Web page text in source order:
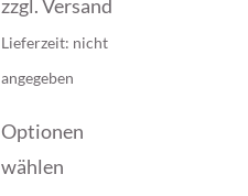
zzgl.Versand
Lieferzeit: nicht
angegeben
Optionen
wählen